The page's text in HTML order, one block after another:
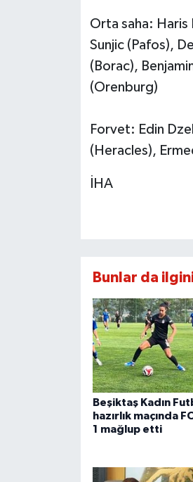
Orta saha: Haris
Sunjic (Pafos),
(Borac),
(Orenburg)
Forvet: Edin
(Heracles),
İHA
Bunlar da
Beşiktaş Kadın
hazırlık maçında
1 mağlup etti